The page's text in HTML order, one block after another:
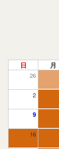
日 月
26
2
9
16